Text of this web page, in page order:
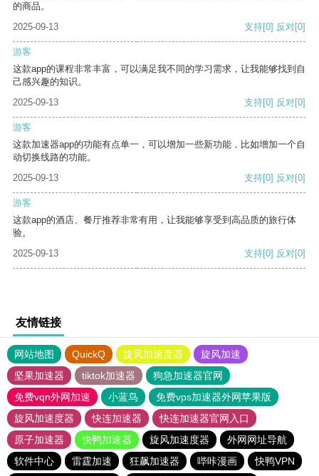
的商品。
2025-09-13
支持[0] 反对[0]
游客
这款app的课程非常丰富，可以满足我不同的学习需求，让我能够找到自
己感兴趣的知识。
2025-09-13
支持[0] 反对[0]
游客
这款加速器app的功能有点单一，可以增加一些新功能，比如增加一个自
动切换线路的功能。
2025-09-13
支持[0] 反对[0]
游客
这款app的酒店、餐厅推荐非常有用，让我能够享受到高品质的旅行体
验。
2025-09-13
支持[0] 反对[0]
友情链接
网站地图 QuickQ 旋风加速度器
旋风加速
坚果加速器
tiktok加速器
狗急加速器官网
免费vqn外网加速
小蓝鸟
免费vps加速器外网苹果版
旋风加速度器
快连加速器
快连加速器官网入口
原子加速器
快鸭加速器 旋风加速度器
外网网址导航
软件中心
雷霆加速 狂飙加速器 哔咔漫画
快鸭VPN